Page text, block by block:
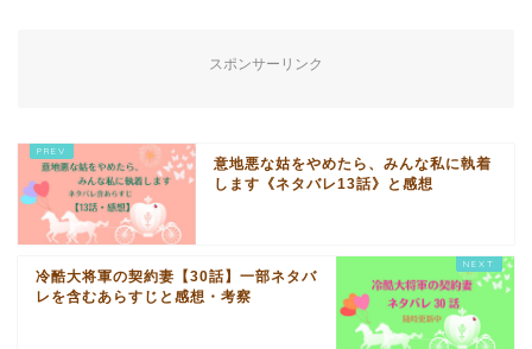
スポンサーリンク
意地悪な姑をやめたら、みんな私に執着
します《ネタバレ13話》と感想
冷酷大将軍の契約妻【30話】一部ネタバ
レを含むあらすじと感想・考察